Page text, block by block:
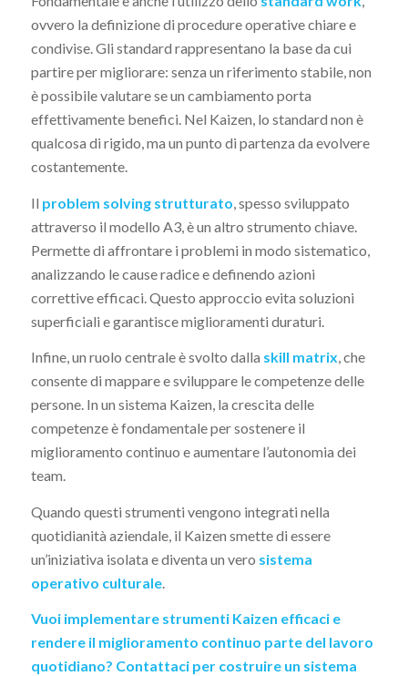
ovvero la definizione di procedure operative chiare e
condivise. Gli standard rappresentano la base da cui
partire per migliorare: senza un riferimento stabile, non
è possibile valutare se un cambiamento porta
effettivamente benefici. Nel Kaizen, lo standard non è
qualcosa di rigido, ma un punto di partenza da evolvere
costantemente.
Il problem solving strutturato , spesso sviluppato
attraverso il modello A3, è un altro strumento chiave.
Permette di affrontare i problemi in modo sistematico,
analizzando le cause radice e definendo azioni
correttive efficaci. Questo approccio evita soluzioni
superficiali e garantisce miglioramenti duraturi.
Infine, un ruolo centrale è svolto dalla skill matrix, che
consente di mappare e sviluppare le competenze delle
persone. In un sistema Kaizen, la crescita delle
competenze è fondamentale per sostenere il
miglioramento continuo e aumentare l’autonomia dei
team.
Quando questi strumenti vengono integrati nella
quotidianità aziendale, il Kaizen smette di essere
un’iniziativa isolata e diventa un vero sistema
operativo culturale.
Vuoi implementare strumenti Kaizen efficaci e
rendere il miglioramento continuo parte del lavoro
quotidiano? Contattaci per costruire un sistema